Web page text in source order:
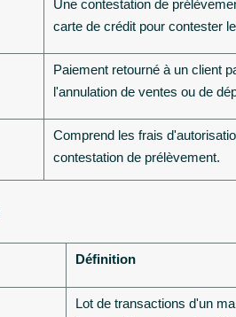
Une contestation de
carte de crédit pour contester
Paiement retourné à un client
l'annulation de ventes ou de
Comprend les frais
contestation de prélèvement.
Définition
Lot de transactions d'un